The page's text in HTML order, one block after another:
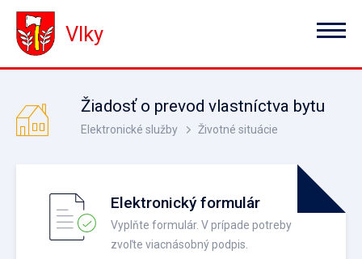
Vlky
Žiadosť o prevod vlastníctva bytu
Elektronické služby Životné situácie
Elektronický formulár
Vyplňte formulár. V prípade potreby
zvoľte viacnásobný podpis.